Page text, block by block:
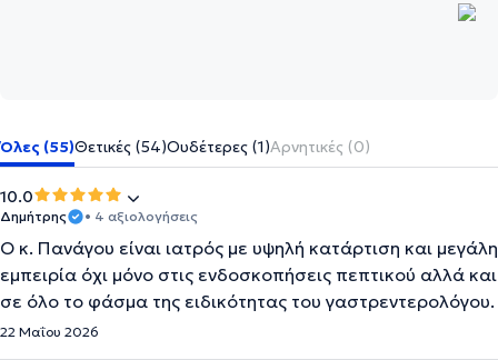
Όλες (55)Θετικές (54)Ουδέτερες (1)Αρνητικές (0)
10.0
Δημήτρης • 4 αξιολογήσεις
Ο κ. Πανάγου είναι ιατρός με υψηλή κατάρτιση και μεγάλη
εμπειρία όχι μόνο στις ενδοσκοπήσεις πεπτικού αλλά και
σε όλο το φάσμα της ειδικότητας του γαστρεντερολόγου.
22 Μαΐου 2026